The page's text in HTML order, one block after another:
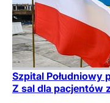
Szpital Południowy
Z sal dla pacjentów